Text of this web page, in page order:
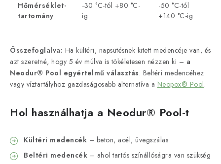
Hőmérséklet-
tartomány
-30 °C-tól +80 °C-
ig
-50 °C-tól
+140 °C-ig
Összefoglalva: Ha kültéri, napsütésnek kitett medencéje van, és
azt szeretné, hogy 5 év múlva is tökéletesen nézzen ki – a
Neodur® Pool egyértelmű választás. Beltéri medencéhez
vagy víztartályhoz gazdaságosabb alternatíva a Neopox® Pool.
Hol használhatja a Neodur® Pool-t
Kültéri medencék – beton, acél, üvegszálas
Beltéri medencék – ahol tartós színállóságra van szükség